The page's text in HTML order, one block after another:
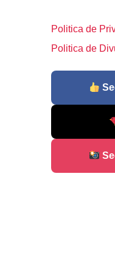
Politica de
Politica de